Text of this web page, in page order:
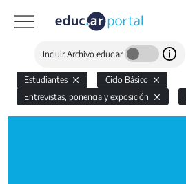
Incluir Archivo educ.ar
Estudiantes
Ciclo Básico
Entrevistas, ponencia y exposición